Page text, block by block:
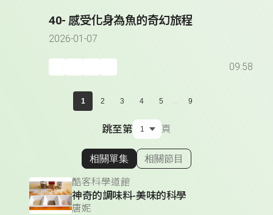
40- 感受化身為魚的奇幻旅程
2026-01-07
09:58
1 2 3 4 5 ... 9
跳至第 頁
顯示相關單集
相關單集 相關節目
酷客科學道館
神奇的調味料-美味的科學
唐妮